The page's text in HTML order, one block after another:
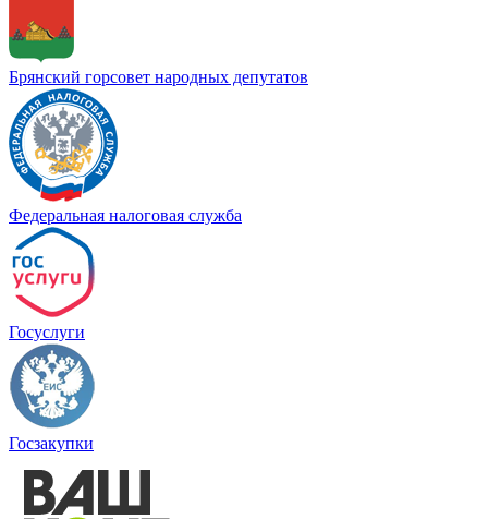
Брянский горсовет народных депутатов
Федеральная налоговая служба
Госуслуги
Госзакупки